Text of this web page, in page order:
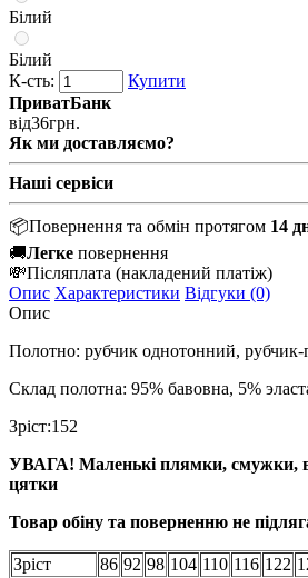
Білий
Білий
К-сть:
Купити
ПриватБанк
від36грн.
Як ми доставляємо?
Наші сервіси
📦Повернення та обмін протягом 14
🚚Легке повернення
💸Післяплата (накладений платіж)
Опис Характеристики Відгуки (0)
Опис
Полотно: рубчик однотонний, рубчик-
Склад полотна: 95% бавовна, 5%
Зріст:152
УВАГА! Маленькі плямки, смужки,
цятки
Товар обіну та поверненню не
Зріст 86 92 98 104 110 116 122